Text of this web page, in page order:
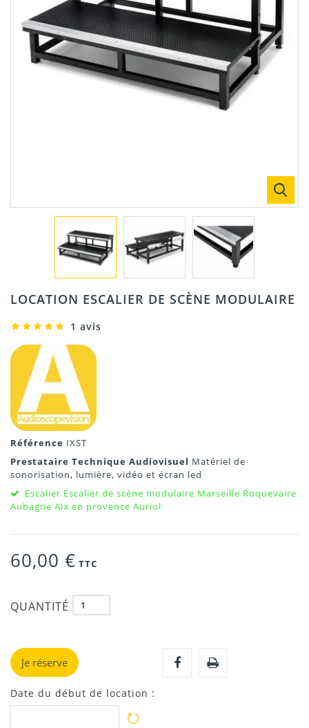
LOCATION ESCALIER DE SCÈNE MODULAIRE
1 avis
Référence IXST
Prestataire Technique Audiovisuel Matériel de
sonorisation, lumière, vidéo et écran led
Escalier Escalier de scène modulaire Marseille Roquevaire
Aubagne Aix en provence Auriol
60,00 € TTC
QUANTITÉ
Je réserve
Date du début de location :